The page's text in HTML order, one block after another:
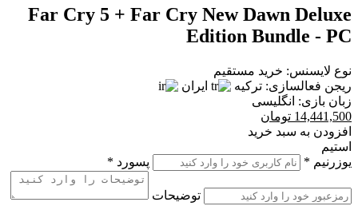
Far Cry 5 + Far Cry New Dawn Deluxe
Edition Bundle - PC
نوع لایسنس: خرید مستقیم
ریجن فعالسازی: ترکیه
ایران
زبان بازی: انگلیسی
14,441,500 تومان
افزودن به سبد خرید
استیم
یوزرنیم * پسورد *
توضیحات